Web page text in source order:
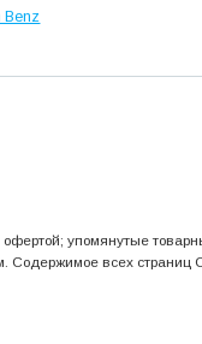
Benz
упомянутые
всех страниц